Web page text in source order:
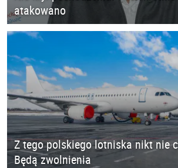
atakowano
Z tego polskiego lotniska nikt nie
Będą zwolnienia